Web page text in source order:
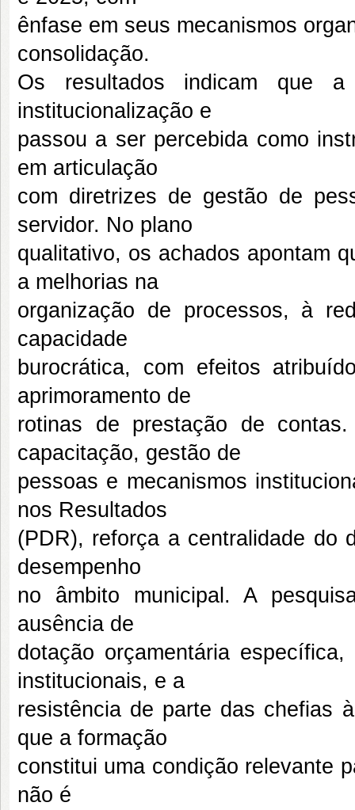
ênfase em seus mecanismos
consolidação.
Os resultados indicam que
institucionalização e
passou a ser percebida como
em articulação
com diretrizes de gestão de
servidor. No plano
qualitativo, os achados apontam
a melhorias na
organização de processos, à
capacidade
burocrática, com efeitos
aprimoramento de
rotinas de prestação de
capacitação, gestão de
pessoas e mecanismos
nos Resultados
(PDR), reforça a centralidade do
desempenho
no âmbito municipal. A
ausência de
dotação orçamentária
institucionais, e a
resistência de parte das chefias
que a formação
constitui uma condição relevante
não é